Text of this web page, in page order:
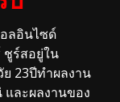
ลอินไซด์
ชูร์สอยู่ใน
23ปีทำผลงาน
และผลงานของ